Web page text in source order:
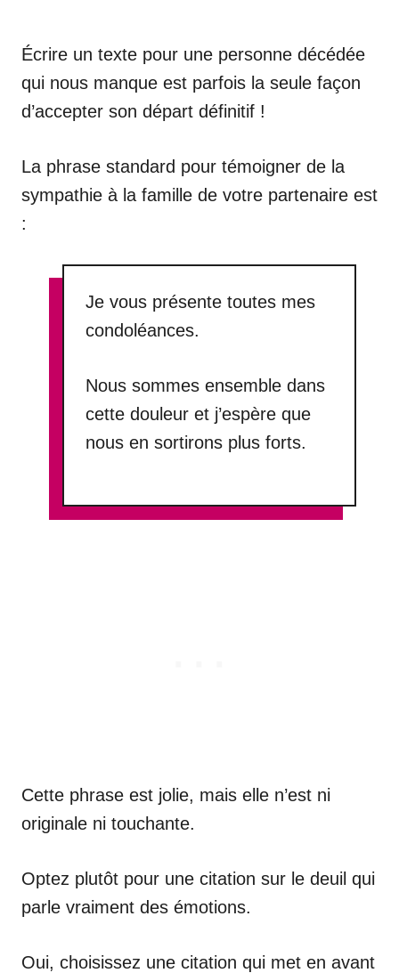
Écrire un texte pour une personne décédée
qui nous manque est parfois la seule façon
d’accepter son départ définitif !
La phrase standard pour témoigner de la
sympathie à la famille de votre partenaire est
:
Je vous présente toutes mes
condoléances.
Nous sommes ensemble dans
cette douleur et j’espère que
nous en sortirons plus forts.
Cette phrase est jolie, mais elle n’est ni
originale ni touchante.
Optez plutôt pour une citation sur le deuil qui
parle vraiment des émotions.
Oui, choisissez une citation qui met en avant